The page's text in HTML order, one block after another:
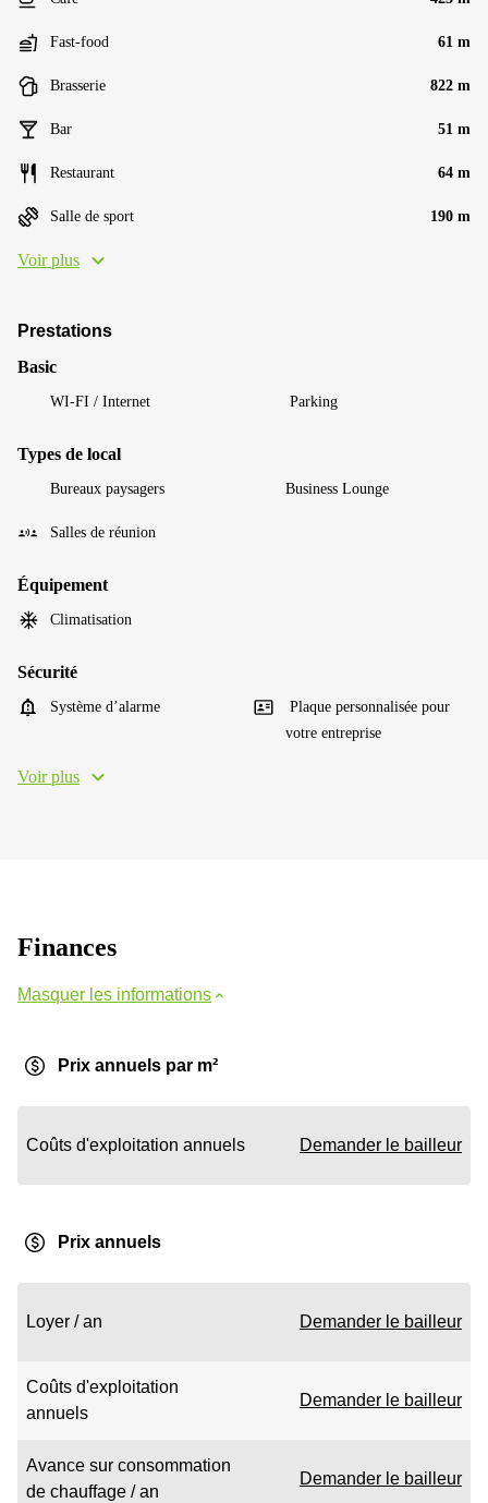
Fast-food 61 m
Brasserie 822 m
Bar 51 m
Restaurant 64 m
Salle de sport 190 m
Voir plus
Prestations
Basic
WI-FI / Internet Parking
Types de local
Bureaux paysagers Business Lounge
Salles de réunion
Équipement
Climatisation
Sécurité
Système d’alarme
Plaque personnalisée pour
votre entreprise
Voir plus
Finances
Masquer les informations
Prix annuels par m²
Coûts d'exploitation annuels Demander le bailleur
Prix annuels
Loyer / an Demander le bailleur
Coûts d'exploitation
annuels
Demander le bailleur
Avance sur consommation
de chauffage / an
Demander le bailleur